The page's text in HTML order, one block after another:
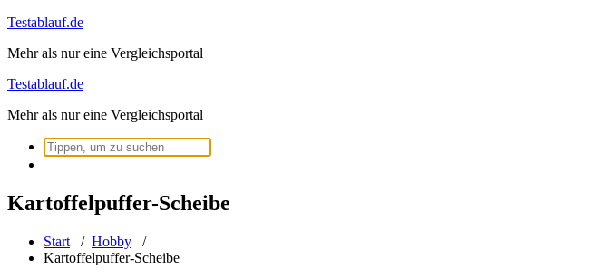
Zum
springen
Testablauf.de
Mehr als nur eine Vergleichsportal
Testablauf.de
Mehr als nur eine Vergleichsportal
Suchen
nach:
Kartoffelpuffer-Scheibe
Start / Hobby /
Kartoffelpuffer-Scheibe